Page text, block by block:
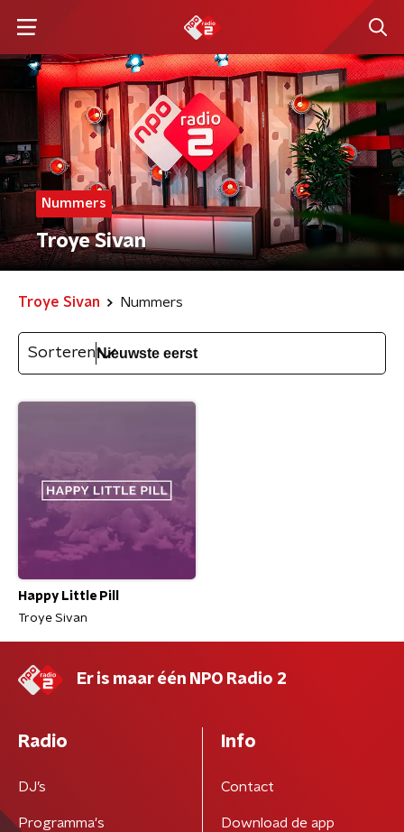
Nummers
Troye Sivan
Troye Sivan Nummers
Sorteren
Happy Little Pill
Troye Sivan
Er is maar één NPO Radio 2
Radio
DJ’s
Programma's
Info
Contact
Download de app